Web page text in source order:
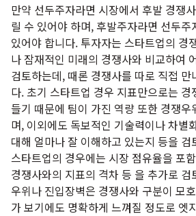
만약 선두주자라면 시장에서 후발 경쟁
릴 수 있어야 하며, 후발주자라면 선두
있어야 합니다. 투자자는 스타트업의 경
나 잠재적인 미래의 경쟁사와 비교하여
검토하는데, 때론 경쟁사를 따로 직접 만
다. 초기 스타트업 경우 지표만으로는 경
들기 때문에 팀이 가진 역량 또한 경쟁우
며, 이외에도 독보적인 기술력이나 차별
대해 얼마나 잘 이해하고 있는지 등을
스타트업의 경우에는 시장 점유율을 포
경쟁사와의 지표의 격차 등 을 추가로
우위나 진입장벽은 경쟁사와 구분이 모
가 보기에도 명확하게 느껴질 정도로 엣